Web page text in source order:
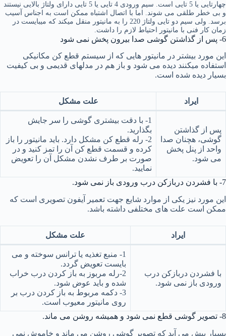
چهارتایی یا 5 تایی است. سیم ورودی 4 تایی یا 5 تایی دارای ولتاژ بالایی نیستند
و بی خطر طلقی می شوند. اما با اتصال اشتباه ممکن است به اجناس آسیب
برسد. ولی سیم دو تایی ولتاژ 220 را به مانیتور منقل میکند که میبایست در
زمان کار فنی با مانیتور احتیاط لازم را داشت.
6- پس از گذاشتن گوشی صدا بیرون پخش نمی شود
این مورد بیشتر در مانیتور هایی که از سیستم قطع کن مکانیکی
استفاده میکنند دیده می شود و باز هم در مدلهای قدیمی و بی کیفیت
بسیار دیده شده است.
ایراد علت مشکل
پس از گذاشتن
گوشی، هچنان صدا
واحد از پنل پخش
می شود.
1- با دقت بیشتری گوشی را سر جایش
بگذارید.
2- رله قطع کن مشکل دارد. باید مانیتور را باز
کرده و قسمت قطع کن آن را تمز کنید و در
صورت بر طرف نشدن مشکل آن را تعویض
نمایید.
7- با فشردن دربازکن درب ورودی باز نمی شود.
این مورد نیز یکی از موارد شایع جهت تعمیر آیفون تصویری است که
ممکن است علت های مختلفی داشته باشد.
ایراد علت مشکل
با فشردن دربازکن درب
ورودی باز نمی شود.
1- منبع تغذیه یا ترانس سوخته و می
بایست تعویض گردد.
2-رله مربوز به باز کردن درب خراب
شده و باید عوض شود.
3- دکمه مربوط به باز کردن درب بر
روی مانیتور معیوب است.
8- تصویر گوشی قطع نمی شود و همیشه روشن می ماند.
بسیار پیش می آید که تصویر گوشی روشن می ماند و خاموش نمی